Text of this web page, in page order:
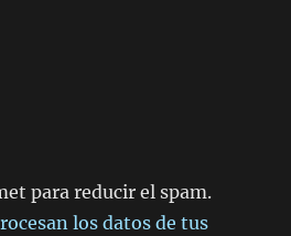
para reducir el spam.
los datos de tus